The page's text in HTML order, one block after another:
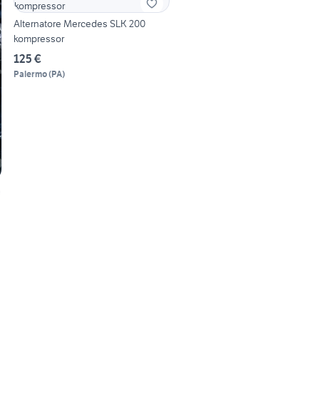
Alternatore Mercedes SLK 200
kompressor
125 €
Palermo(PA)